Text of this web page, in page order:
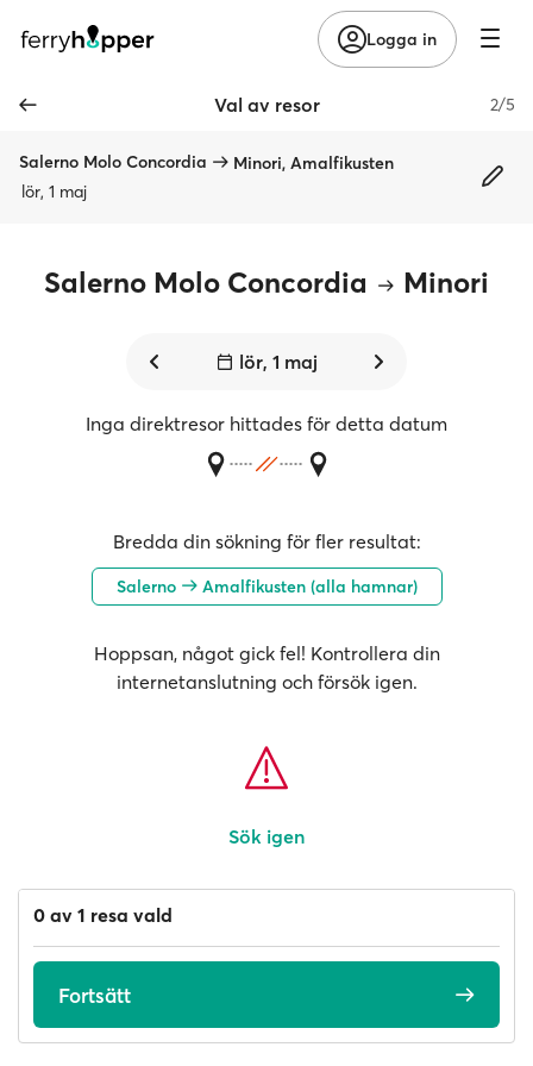
Logga in
Val av resor 2/5
Salerno Molo Concordia
Minori, Amalfikusten
lör, 1 maj
Salerno Molo Concordia Minori
lör, 1 maj
Inga direktresor hittades för detta datum
Bredda din sökning för fler resultat:
Salerno Amalfikusten (alla hamnar)
Hoppsan, något gick fel! Kontrollera din
internetanslutning och försök igen.
Sök igen
0 av 1 resa vald
Fortsätt